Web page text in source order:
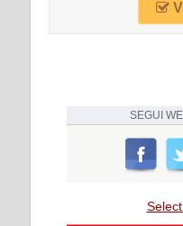
SEGUI